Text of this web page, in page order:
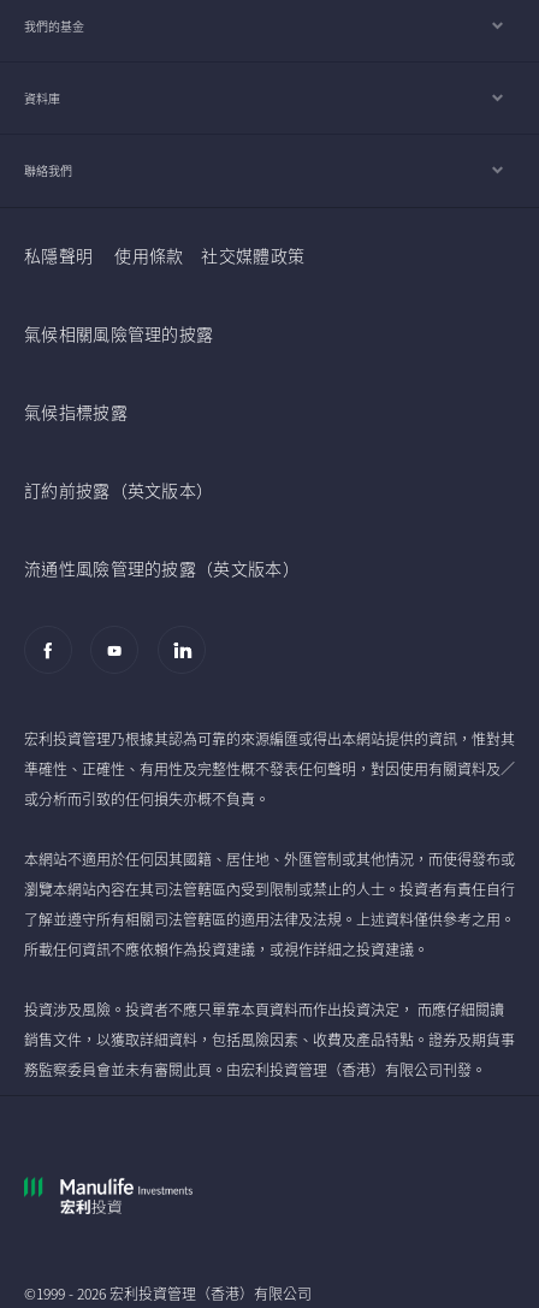
我們的基金
資料庫
聯絡我們
私隱聲明 使用條款 社交媒體政策
氣候相關風險管理的披露
氣候指標披露
訂約前披露（英文版本）
流通性風險管理的披露（英文版本）
宏利投資管理乃根據其認為可靠的來源編匯或得出本網站提供的資訊，惟對其
準確性、正確性、有用性及完整性概不發表任何聲明，對因使用有關資料及／
或分析而引致的任何損失亦概不負責。
本網站不適用於任何因其國籍、居住地、外匯管制或其他情況，而使得發布或
瀏覽本網站內容在其司法管轄區內受到限制或禁止的人士。投資者有責任自行
了解並遵守所有相關司法管轄區的適用法律及法規。上述資料僅供參考之用。
所載任何資訊不應依賴作為投資建議，或視作詳細之投資建議。
投資涉及風險。投資者不應只單靠本頁資料而作出投資決定， 而應仔細閱讀
銷售文件，以獲取詳細資料，包括風險因素、收費及產品特點。證券及期貨事
務監察委員會並未有審閱此頁。由宏利投資管理（香港）有限公司刊發。
©1999 - 2026 宏利投資管理（香港）有限公司